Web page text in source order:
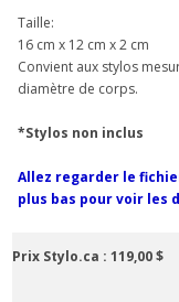
Taille:
16 cm x 12 cm x 2 cm
Convient aux stylos
diamètre de corps.
*Stylos non inclus
Allez regarder le
plus bas pour voir les
Prix Stylo.ca :119,00 $